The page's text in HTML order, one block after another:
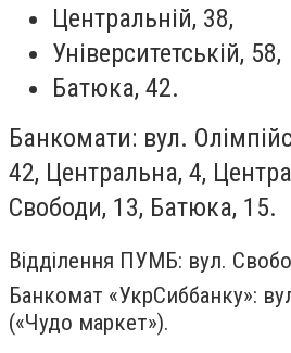
Центральній, 38,
Університетській, 58,
Батюка, 42.
Банкомати: вул.
42, Центральна, 4,
Свободи, 13, Батюка, 15.
Відділення ПУМБ: вул.
Банкомат «УкрСиббанку»:
(«Чудо маркет»).